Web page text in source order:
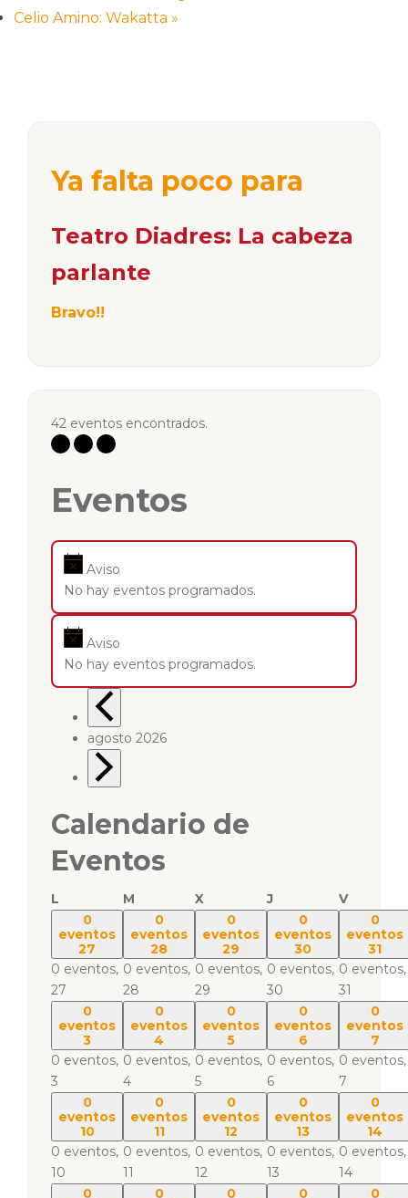
Celio Amino: Wakatta »
Ya falta poco para
Teatro Diadres: La cabeza
parlante
Bravo!!
42 eventos encontrados.
Eventos
Aviso
No hay eventos programados.
Aviso
No hay eventos programados.
agosto 2026
Calendario de
Eventos
L M X J
V
0
eventos
27
0 eventos,
27
0
eventos
28
0 eventos,
28
0
eventos
29
0 eventos,
29
0
eventos
30
0 eventos,
30
0
eventos
31
0 eventos,
31
0
eventos
3
0 eventos,
3
0
eventos
4
0 eventos,
4
0
eventos
5
0 eventos,
5
0
eventos
6
0 eventos,
6
0
eventos
7
0 eventos,
7
0
eventos
10
0 eventos,
10
0
eventos
11
0 eventos,
11
0
eventos
12
0 eventos,
12
0
eventos
13
0 eventos,
13
0
eventos
14
0 eventos,
14
0
0
0
0
0